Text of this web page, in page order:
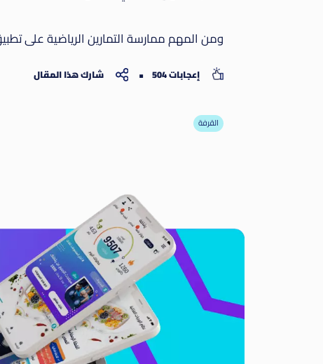
ومن المهم ممارسة التمارين الرياضية على
إعجابات 504 شارك هذا المقال
القرفة